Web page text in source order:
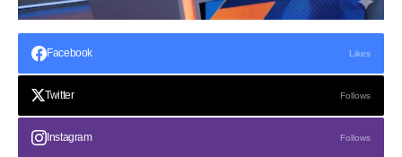
Facebook Likes
Twitter Follows
Instagram Follows